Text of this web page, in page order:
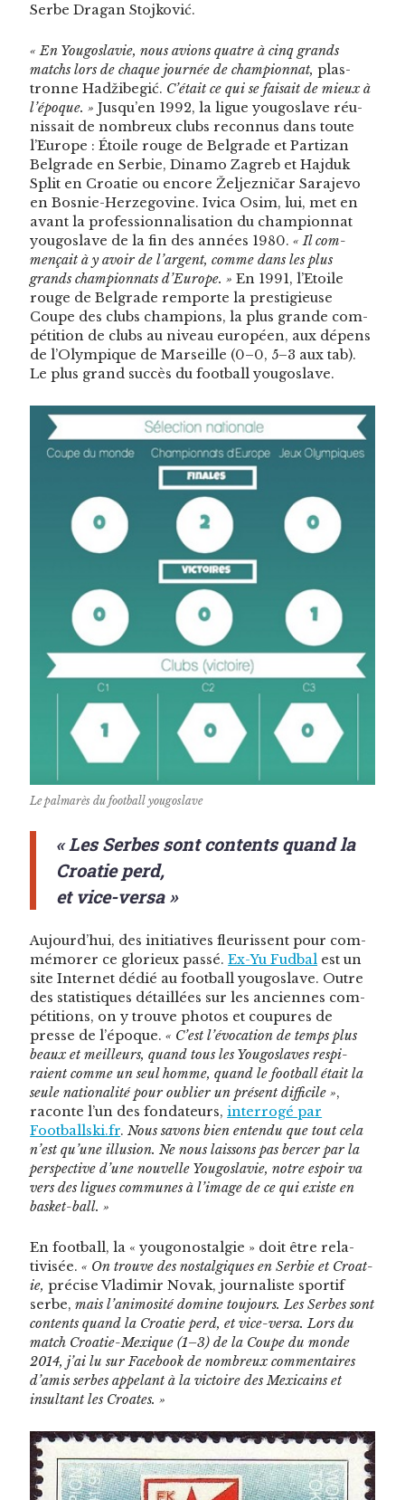
Serbe Dra­gan Stojković.
« En Yougoslavie, nous avions qua­tre à cinq grands
matchs lors de chaque journée de cham­pi­onnat,plas­
tronne Hadžibegić. C’était ce qui se fai­sait de mieux à
l’époque. » Jusqu’en 1992, la ligue yougoslave réu­
nis­sait de nom­breux clubs recon­nus dans toute
l’Europe : Étoile rouge de Bel­grade et Par­ti­zan
Bel­grade en Ser­bie, Dinamo Zagreb et Haj­duk
Split en Croat­ie ou encore Žel­jezničar Sara­je­vo
en Bosnie-Herze­govine. Ivi­ca Osim, lui, met en
avant la pro­fes­sion­nal­i­sa­tion du cham­pi­onnat
yougoslave de la fin des années 1980.« Il com­
mençait à y avoir de l’argent, comme dans les plus
grands cham­pi­onnats d’Europe. » En 1991, l’Etoile
rouge de Bel­grade rem­porte la pres­tigieuse
Coupe des clubs cham­pi­ons, la plus grande com­
péti­tion de clubs au niveau européen, aux dépens
de l’Olympique de Mar­seille (0–0, 5–3 aux tab).
Le plus grand suc­cès du foot­ball yougoslave.
Le pal­marès du foot­ball yougoslave
« Les Serbes sont contents quand la
Croatie perd,
et vice-versa »
Aujourd’hui, des ini­tia­tives fleuris­sent pour com­
mé­mor­er ce glo­rieux passé.Ex-Yu Fud­bal est un
site Inter­net dédié au foot­ball yougoslave. Out­re
des sta­tis­tiques détail­lées sur les anci­ennes com­
péti­tions, on y trou­ve pho­tos et coupures de
presse de l’époque.« C’est l’évocation de temps plus
beaux et meilleurs, quand tous les Yougoslaves res­pi­
raient comme un seul homme, quand le foot­ball était la
seule nation­al­ité pour oubli­er un présent dif­fi­cile »,
racon­te l’un des fon­da­teurs,inter­rogé par
Footballski.fr.Nous savons bien enten­du que tout cela
n’est qu’une illu­sion. Ne nous lais­sons pas bercer par la
per­spec­tive d’une nou­velle Yougoslavie, notre espoir va
vers des ligues com­munes à l’image de ce qui existe en
basket-ball. »
En foot­ball, la « yougonos­tal­gie » doit être rel­a­
tivisée.« On trou­ve des nos­tal­giques en Ser­bie et Croat­
ie,pré­cise Vladimir Novak, jour­nal­iste sportif
serbe, mais l’animosité domine tou­jours. Les Serbes sont
con­tents quand la Croat­ie perd, et vice-ver­sa. Lors du
match Croat­ie-Mex­ique (1–3) de la Coupe du monde
2014, j’ai lu sur Face­book de nom­breux com­men­taires
d’amis serbes appelant à la vic­toire des Mex­i­cains et
insul­tant les Croates. »